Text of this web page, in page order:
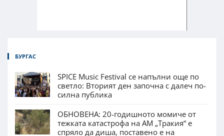
БУРГАС
SPICE Music Festival се напълни още по
светло: Вторият ден започна с далеч по-
силна публика
ОБНОВЕНА: 20-годишното момиче от
тежката катастрофа на АМ „Тракия“ е
спряло да диша, поставено е на